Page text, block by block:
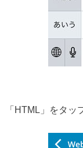
「HTML」をタッ